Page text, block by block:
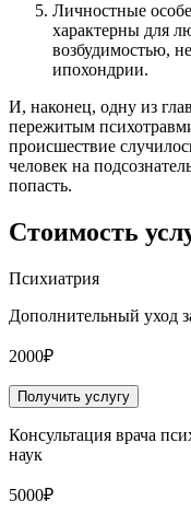
Личностные
характерны для
возбудимостью,
ипохондрии.
И, наконец, одну из
пережитым
происшествие
человек на
попасть.
Стоимость
Психиатрия
Дополнительный уход
2000₽
Получить услугу
Консультация врача
наук
5000₽